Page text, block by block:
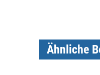
Ähnliche